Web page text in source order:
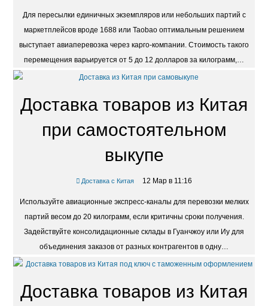
Для пересылки единичных экземпляров или небольших партий с
маркетплейсов вроде 1688 или Taobao оптимальным решением
выступает авиаперевозка через карго-компании. Стоимость такого
перемещения варьируется от 5 до 12 долларов за килограмм,…
Доставка товаров из Китая
при самостоятельном
выкупе
Доставка с Китая 12 Мар в 11:16
Используйте авиационные экспресс-каналы для перевозки мелких
партий весом до 20 килограмм, если критичны сроки получения.
Задействуйте консолидационные склады в Гуанчжоу или Иу для
объединения заказов от разных контрагентов в одну…
Доставка товаров из Китая